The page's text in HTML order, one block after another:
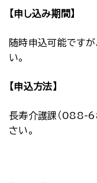
【申し込み期間】
随時申込可能です
い。
【申込方法】
長寿介護課（088-
さい。